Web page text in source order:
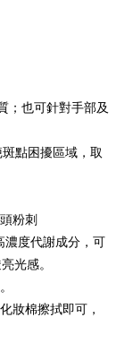
電話認証ウィンド
住所に配送されま
ます。アプリ会員
てから、SMSまた
ンラインバンキン
さい。AFTEE アプ
限を最長 45 日以内
長できる日数をも
るまで支払い期限
；也可針對手部及
點困擾區域，取
粉刺
濃度代謝成分，可
光感。
妝棉擦拭即可，